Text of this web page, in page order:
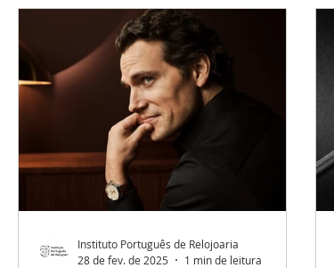
Destaque Principal Série Solares
Watches and Wonders 2025
Instituto Português de Relojoaria
28 de fev. de 2025
1 min de leitura